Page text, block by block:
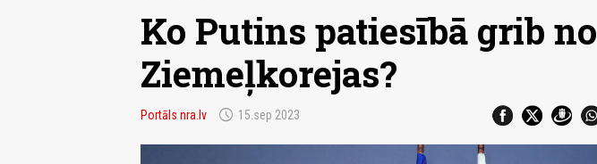
Ko Putins patiesībā grib no
Ziemeļkorejas?
Portāls nra.lv schedule 15.sep 2023